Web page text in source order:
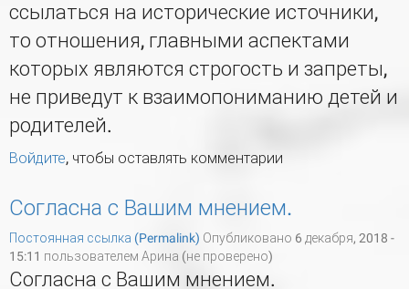
ссылаться на исторические источники,
то отношения, главными аспектами
которых являются строгость и запреты,
не приведут к взаимопониманию детей и
родителей.
Войдите, чтобы оставлять комментарии
Согласна с Вашим мнением.
Постоянная ссылка (Permalink) Опубликовано 6 декабря, 2018 -
15:11 пользователем Арина (не проверено)
Согласна с Вашим мнением.